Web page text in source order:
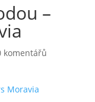
–
komentářů